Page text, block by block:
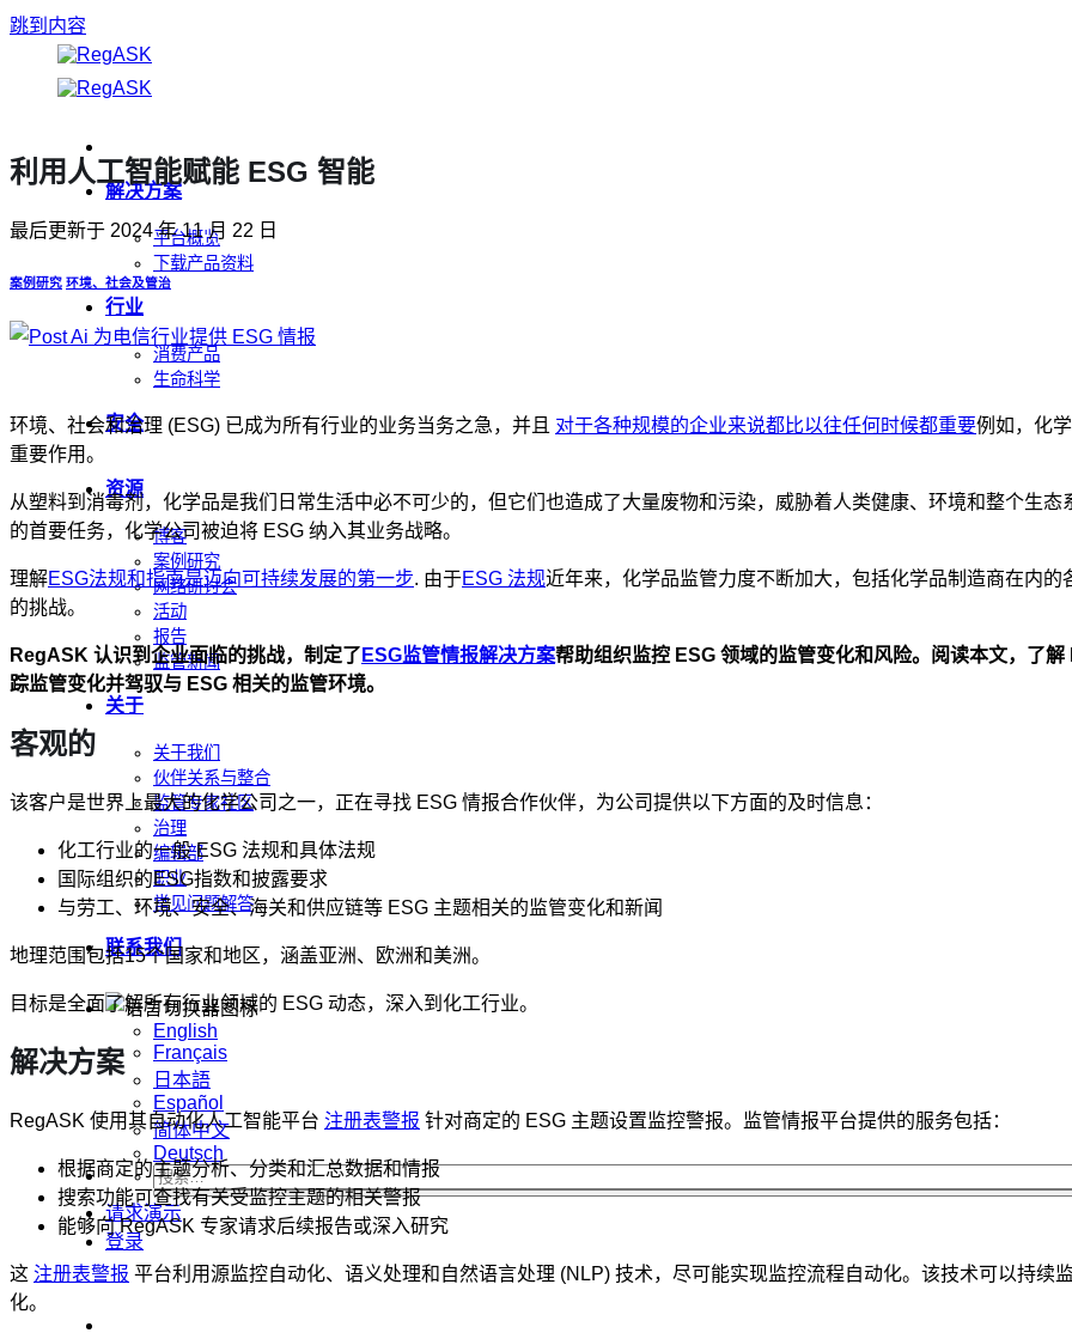
跳到内容
解决方案
平台概览
下载产品资料
行业
消费产品
生命科学
安全
资源
博客
案例研究
网络研讨会
活动
报告
监管新闻
关于
关于我们
伙伴关系与整合
监管专家社区
治理
编辑部
职业
常见问题解答
联系我们
English
Français
日本語
Español
简体中文
Deutsch
请求演示
登录
利用人工智能赋能 ESG 智能
最后更新于 2024 年 11 月 22 日
案例研究 环境、社会及管治
环境、社会和治理 (ESG) 已成为所有行业的业务当务之急，并且 对于各种规模的企业来说都比以往任何时候都重要例如，化
重要作用。
从塑料到消毒剂，化学品是我们日常生活中必不可少的，但它们也造成了大量废物和污染，威胁着人类健康、环境和整个生
的首要任务，化学公司被迫将 ESG 纳入其业务战略。
理解ESG法规和指南是迈向可持续发展的第一步. 由于ESG 法规近年来，化学品监管力度不断加大，包括化学品制造商在内
的挑战。
RegASK 认识到企业面临的挑战，制定了 ESG监管情报解决方案帮助组织监控 ESG 领域的监管变化和风险。阅读本文，了
踪监管变化并驾驭与 ESG 相关的监管环境。
客观的
该客户是世界上最大的化学公司之一，正在寻找 ESG 情报合作伙伴，为公司提供以下方面的及时信息：
化工行业的一般 ESG 法规和具体法规
国际组织的ESG指数和披露要求
与劳工、环境、安全、海关和供应链等 ESG 主题相关的监管变化和新闻
地理范围包括15个国家和地区，涵盖亚洲、欧洲和美洲。
目标是全面了解所有行业领域的 ESG 动态，深入到化工行业。
解决方案
RegASK 使用其自动化人工智能平台 注册表警报 针对商定的 ESG 主题设置监控警报。监管情报平台提供的服务包括：
根据商定的主题分析、分类和汇总数据和情报
搜索功能可查找有关受监控主题的相关警报
能够向 RegASK 专家请求后续报告或深入研究
这 注册表警报 平台利用源监控自动化、语义处理和自然语言处理 (NLP) 技术，尽可能实现监控流程自动化。该技术可以持续
化。